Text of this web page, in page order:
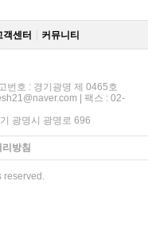
객센터 커뮤니티
번호 : 경기광명 제 0465호
| 팩스 : 02-
광명시 광명로 696
리방침